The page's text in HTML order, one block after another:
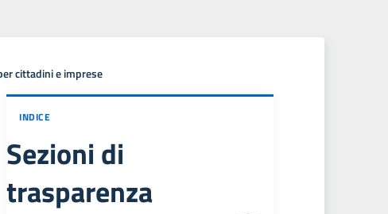
cittadini e imprese
INDICE
Sezioni di
trasparenza